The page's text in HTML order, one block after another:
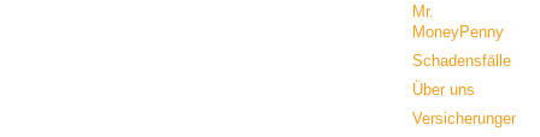
Mr.
MoneyPenny
Schadensfälle
Über uns
Versicherungen